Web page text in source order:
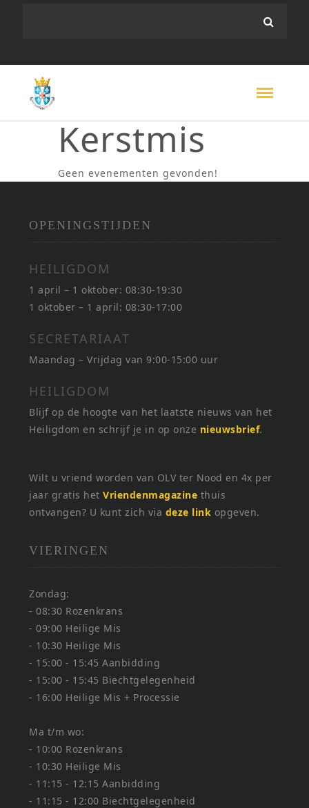
Kerstmis
Geen evenementen gevonden!
OPENINGSTIJDEN
HEILIGDOM
1 april – 1 oktober: 08:30-19:30
1 oktober – 1 april: 08:30-17:00
SECRETARIAAT
Maandag – Vrijdag van 9:00-15:00 uur
HEILIGDOM
Blijf op de hoogte van het laatste nieuws van het
Heiligdom en schrijf je in op onze nieuwsbrief.
Wilt u vriend worden van OLV ter Nood en 4x per
jaar gratis hetVriendenmagazine thuis
ontvangen? U kunt zich via deze link opgeven.
VIERINGEN
Zondag:
- 08:30 Rozenkrans
- 09:00 Heilige Mis
- 10:30 Heilige Mis
- 15:00 - 15:45 Aanbidding
- 15:00 - 15:45 Biechtgelegenheid
- 16:00 Heilige Mis + Processie
Ma t/m wo:
- 10:00 Rozenkrans
- 10:30 Heilige Mis
- 11:15 - 12:15 Aanbidding
- 11:15 - 12:00 Biechtgelegenheid